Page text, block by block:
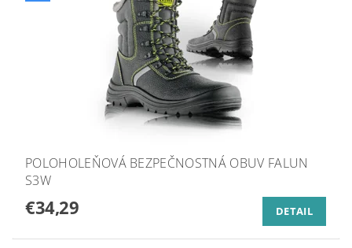
POLOHOLEŇOVÁ BEZPEČNOSTNÁ OBUV FALUN
S3W
€34,29 DETAIL